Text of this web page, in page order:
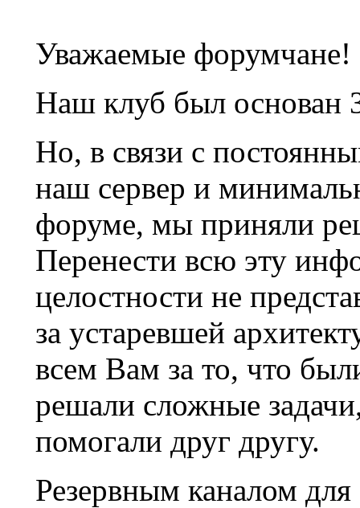
Уважаемые форумчане!
Наш клуб был основан
Но, в связи с
наш сервер и
форуме, мы приняли
Перенести всю эту
целостности не
за устаревшей
всем Вам за то, что
решали сложные
помогали друг другу.
Резервным каналом